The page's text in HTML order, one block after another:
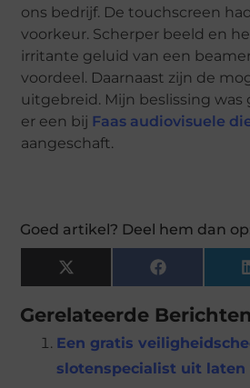
ons bedrijf. De touchscreen
voorkeur. Scherper beeld en
irritante geluid van een
voordeel. Daarnaast zijn de
uitgebreid. Mijn beslissing
er een bij Faas audiovisuele
aangeschaft.
Goed artikel? Deel hem dan
X
(Twitter)
Facebook
Gerelateerde
Een gratis
slotenspecialist uit laten